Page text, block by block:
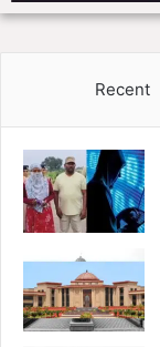
Recent